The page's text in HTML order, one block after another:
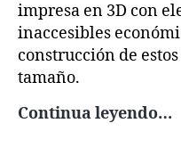
impresa en 3D con
inaccesibles
construcción de
tamaño.
Continua leyendo…